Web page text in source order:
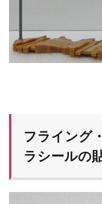
フライング
ラシールの